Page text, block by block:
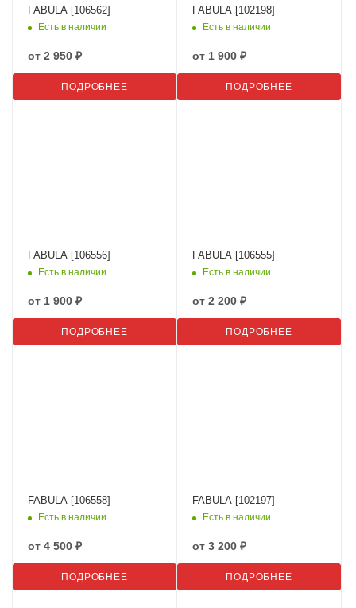
FABULA [106562]
Есть в наличии
от 2 950 ₽
ПОДРОБНЕЕ
FABULA [102198]
Есть в наличии
от 1 900 ₽
ПОДРОБНЕЕ
FABULA [106556]
Есть в наличии
от 1 900 ₽
ПОДРОБНЕЕ
FABULA [106555]
Есть в наличии
от 2 200 ₽
ПОДРОБНЕЕ
FABULA [106558]
Есть в наличии
от 4 500 ₽
ПОДРОБНЕЕ
FABULA [102197]
Есть в наличии
от 3 200 ₽
ПОДРОБНЕЕ